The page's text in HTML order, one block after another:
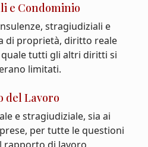
e Condominio
stragiudiziali e
di proprietà, diritto reale
tutti gli altri diritti si
limitati.
del Lavoro
e stragiudiziale, sia ai
per tutte le questioni